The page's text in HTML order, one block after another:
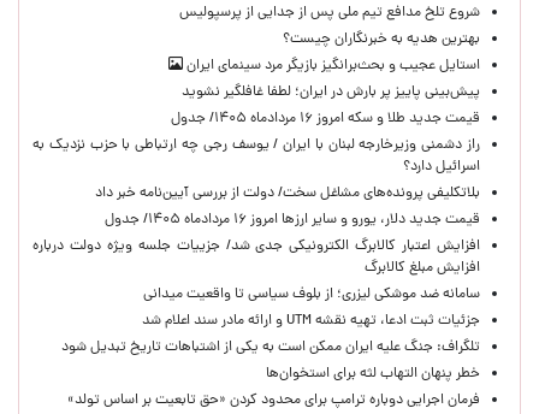
شروع تلخ مدافع تیم ملی پس از جدایی از پرسپولیس
بهترین هدیه به خبرنگاران چیست؟
استایل عجیب و بحث‌برانگیز بازیگر مرد سینمای ایران
پیش‌بینی پاییز پر بارش در ایران؛ لطفا غافلگیر نشوید
قیمت جدید طلا و سکه امروز ۱۶ مردادماه ۱۴۰۵/ جدول
راز دشمنی وزیرخارجه لبنان با ایران / یوسف رجی چه ارتباطی با حزب نزدیک به
اسرائیل دارد؟
بلاتکلیفی پرونده‌های مشاغل سخت/ دولت از بررسی آیین‌نامه خبر داد
قیمت جدید دلار، یورو و سایر ارزها امروز ۱۶ مردادماه ۱۴۰۵/ جدول
افزایش اعتبار کالابرگ الکترونیکی جدی شد/ جزییات جلسه ویژه دولت درباره
افزایش مبلغ کالابرگ
سامانه ضد موشکی لیزری؛ از بلوف سیاسی تا واقعیت میدانی
جزئیات ثبت ادعا، تهیه نقشه UTM و ارائه مادر سند اعلام شد
تلگراف: جنگ علیه ایران ممکن است به یکی از اشتباهات تاریخ تبدیل شود
خطر پنهان التهاب لثه برای استخوان‌ها
فرمان اجرایی دوباره ترامپ برای محدود کردن «حق تابعیت بر اساس تولد»